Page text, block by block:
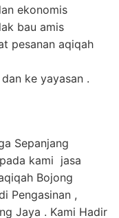
ekonomis
bau amis
pesanan aqiqah
ke yayasan .
Sepanjang
kami jasa
Bojong
Pengasinan ,
Jaya . Kami Hadir